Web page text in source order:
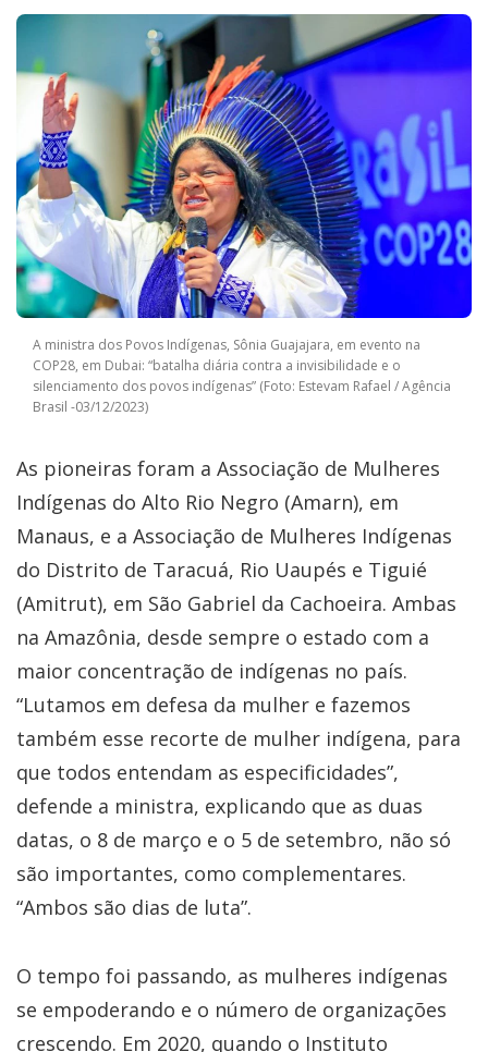
A ministra dos Povos Indígenas, Sônia Guajajara, em evento na
COP28, em Dubai: “batalha diária contra a invisibilidade e o
silenciamento dos povos indígenas” (Foto: Estevam Rafael / Agência
Brasil -03/12/2023)
As pioneiras foram a Associação de Mulheres
Indígenas do Alto Rio Negro (Amarn), em
Manaus, e a Associação de Mulheres Indígenas
do Distrito de Taracuá, Rio Uaupés e Tiguié
(Amitrut), em São Gabriel da Cachoeira. Ambas
na Amazônia, desde sempre o estado com a
maior concentração de indígenas no país.
“Lutamos em defesa da mulher e fazemos
também esse recorte de mulher indígena, para
que todos entendam as especificidades”,
defende a ministra, explicando que as duas
datas, o 8 de março e o 5 de setembro, não só
são importantes, como complementares.
“Ambos são dias de luta”.
O tempo foi passando, as mulheres indígenas
se empoderando e o número de organizações
crescendo. Em 2020, quando o Instituto